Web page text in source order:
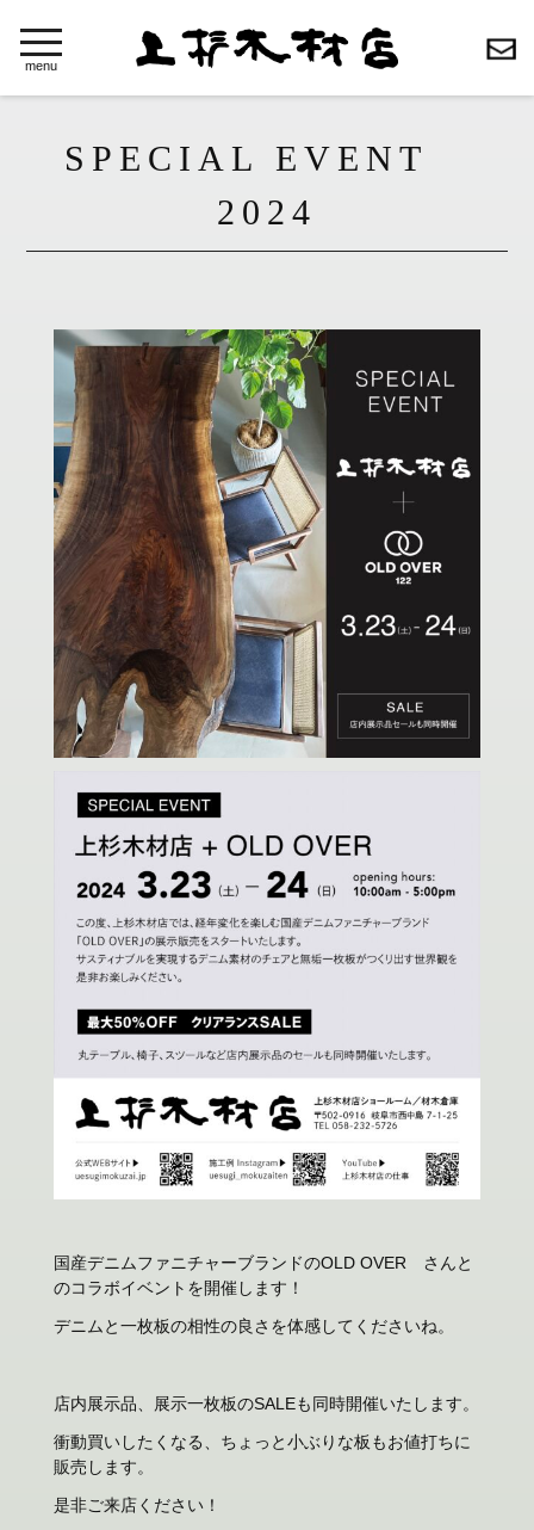
toggle
navigation
menu
SPECIAL EVENT
2024
国産デニムファニチャーブランドのOLD OVER さんと
のコラボイベントを開催します！
デニムと一枚板の相性の良さを体感してくださいね。
店内展示品、展示一枚板のSALEも同時開催いたします。
衝動買いしたくなる、ちょっと小ぶりな板もお値打ちに
販売します。
是非ご来店ください！